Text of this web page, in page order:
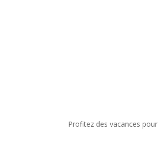
Profitez des vacances